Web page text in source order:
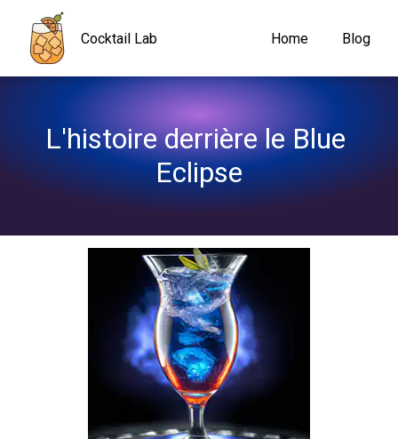
Cocktail Lab Home Blog
L'histoire derrière le Blue
Eclipse
Navigated to L'histoire derrière le Blue Eclipse